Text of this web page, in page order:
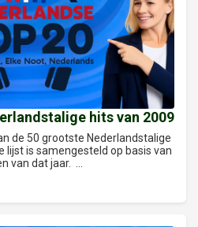
hits van 2009
de 50 grootste Nederlandstalige
lijst is samengesteld op basis van
van dat jaar. ...